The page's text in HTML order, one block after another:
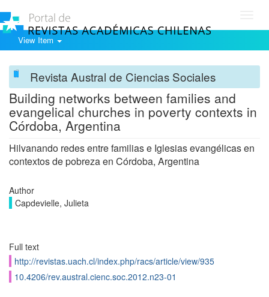
View Item
Revista Austral de Ciencias Sociales
Building networks between families and
evangelical churches in poverty contexts in
Córdoba, Argentina
Hilvanando redes entre familias e Iglesias evangélicas en
contextos de pobreza en Córdoba, Argentina
Author
Capdevielle, Julieta
Full text
http://revistas.uach.cl/index.php/racs/article/view/935
10.4206/rev.austral.cienc.soc.2012.n23-01